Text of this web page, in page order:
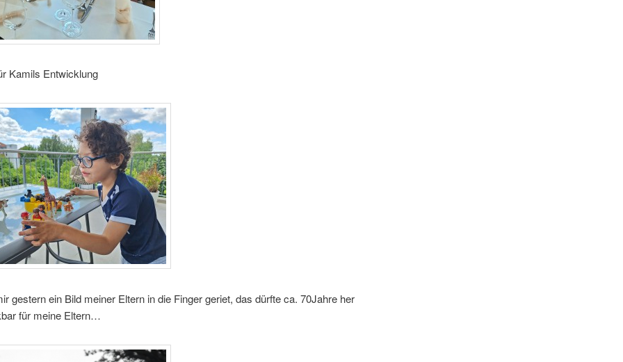
Kamils Entwicklung
gestern ein Bild meiner Eltern in die Finger geriet, das dürfte ca. 70Jahre her
für meine Eltern…